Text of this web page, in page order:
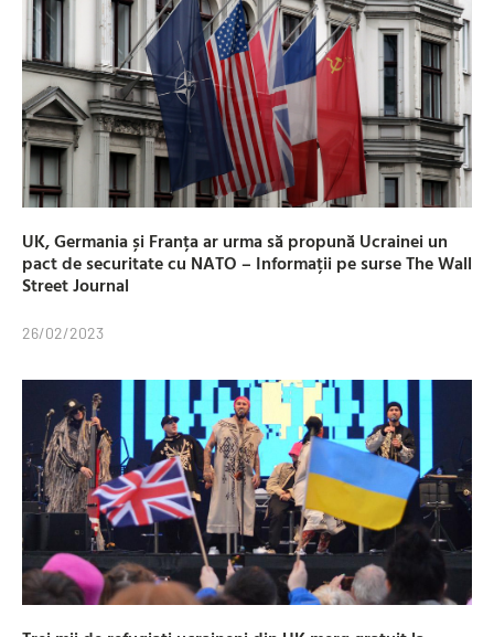
UK, Germania și Franța ar urma să propună Ucrainei un
pact de securitate cu NATO – Informații pe surse The Wall
Street Journal
26/02/2023